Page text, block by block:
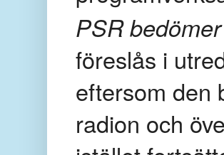
PSR
föreslås i
eftersom den
radion och